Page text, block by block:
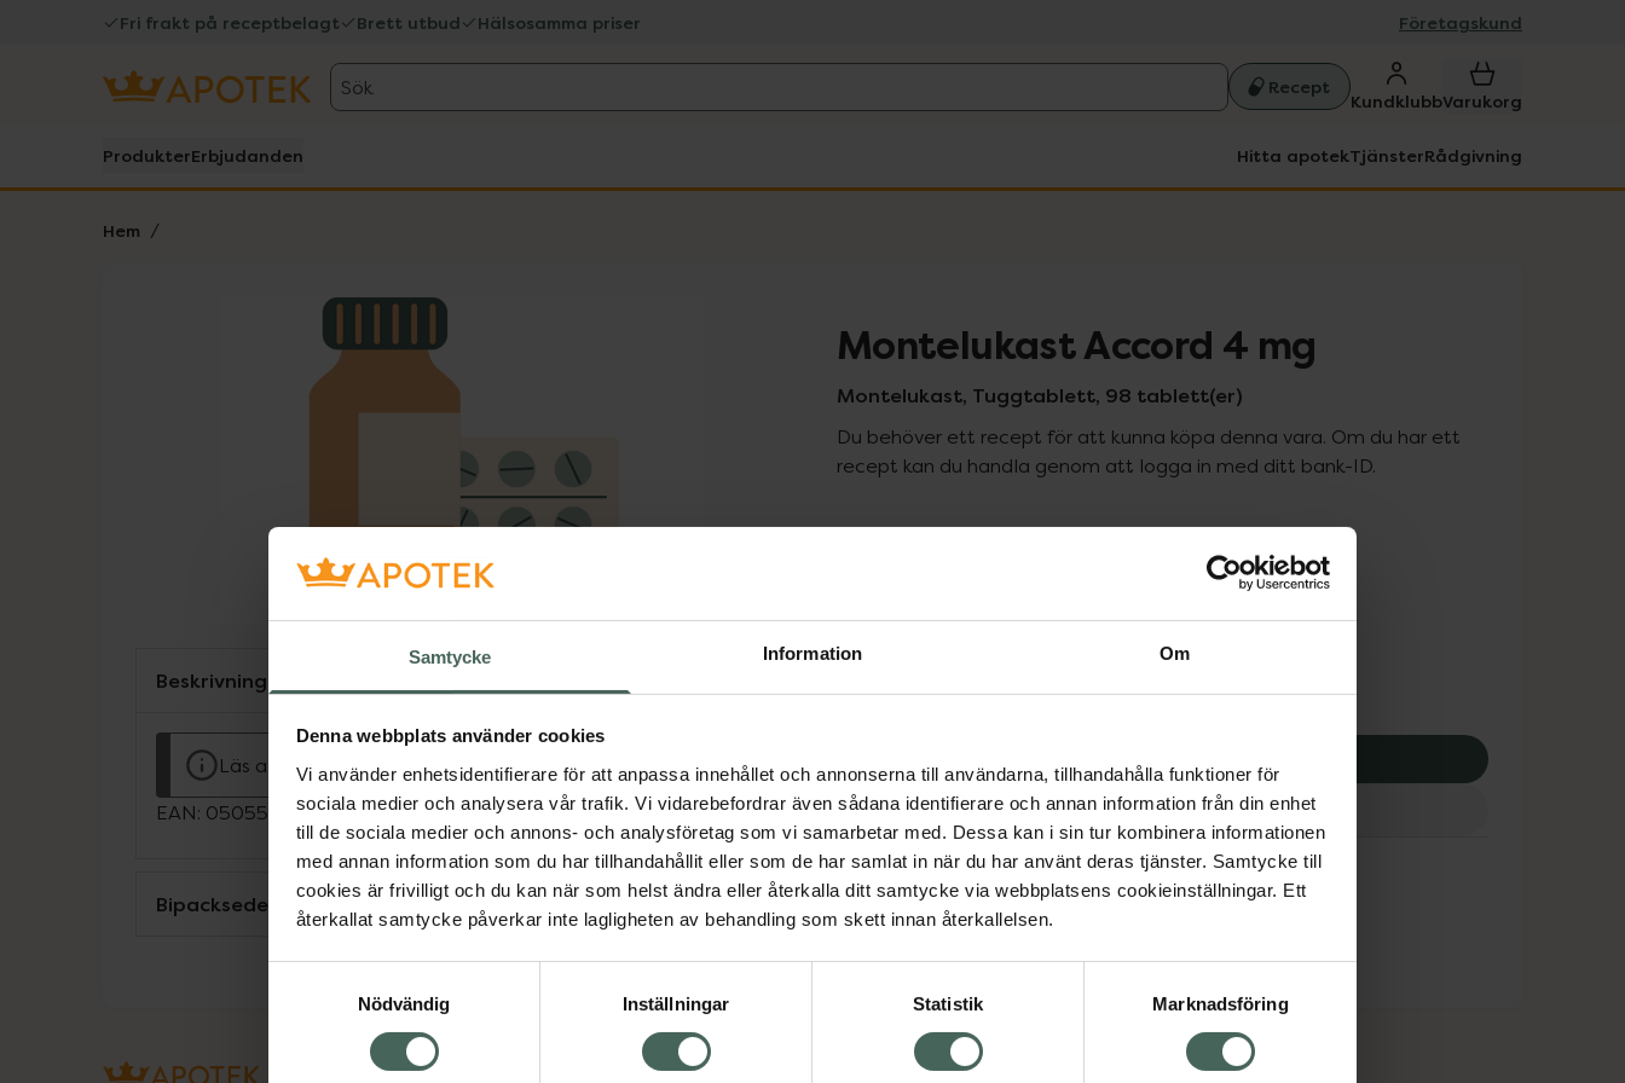
Samtycke Information Om
Denna webbplats använder cookies
Vi använder enhetsidentifierare för att anpassa innehållet och annonserna till användarna, tillhandahålla funktioner för
sociala medier och analysera vår trafik. Vi vidarebefordrar även sådana identifierare och annan information från din enhet
till de sociala medier och annons- och analysföretag som vi samarbetar med. Dessa kan i sin tur kombinera informationen
med annan information som du har tillhandahållit eller som de har samlat in när du har använt deras tjänster. Samtycke till
cookies är frivilligt och du kan när som helst ändra eller återkalla ditt samtycke via webbplatsens cookieinställningar. Ett
återkallat samtycke påverkar inte lagligheten av behandling som skett innan återkallelsen.
Nödvändig
Inställningar Statistik Marknadsföring
Fri frakt på receptbelagt Brett utbud Hälsosamma priser Företagskund
Sök Recept
KundklubbVarukorg
ProdukterErbjudanden Hitta apotekTjänsterRådgivning
Hem
Lista: . Innehåller 1 objekt. Montelukast Accord 4 mg
Montelukast, Tuggtablett, 98 tablett(er)
Du behöver ett recept för att kunna köpa denna vara. Om du har ett
recept kan du handla genom att logga in med ditt bank-ID.
Pris med recept
Högkostnadsskyddet gäller
413,85 kr
I apotek:413,85 kr
Köp via ditt recept
Aktuella erbjudanden
Beskrivning
Läs alltid bipacksedeln innan användning.
EAN: 05055565700013
Bipacksedel från FASS Visa
Om recept och läkemedel